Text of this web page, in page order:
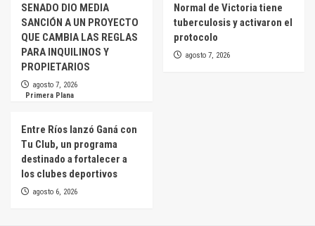
SENADO DIO MEDIA
SANCIÓN A UN PROYECTO
QUE CAMBIA LAS REGLAS
PARA INQUILINOS Y
PROPIETARIOS
agosto 7, 2026
Normal de Victoria tiene
tuberculosis y activaron el
protocolo
agosto 7, 2026
Primera Plana
Entre Ríos lanzó Ganá con
Tu Club, un programa
destinado a fortalecer a
los clubes deportivos
agosto 6, 2026